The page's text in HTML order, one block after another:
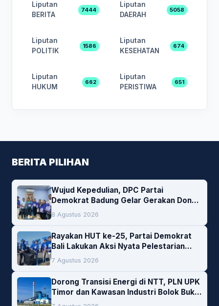
Liputan
BERITA
7444
Liputan
DAERAH
5058
Liputan
POLITIK
1586
Liputan
KESEHATAN
674
Liputan
HUKUM
662
Liputan
PERISTIWA
651
BERITA PILIHAN
Wujud Kepedulian, DPC Partai
Demokrat Badung Gelar Gerakan Donor
Darah
8 Agustus 2026
Rayakan HUT ke-25, Partai Demokrat
Bali Lakukan Aksi Nyata Pelestarian
Lingkungan
7 Agustus 2026
Dorong Transisi Energi di NTT, PLN UPK
Timor dan Kawasan Industri Bolok Buka
Peluang Investasi Woodchip untuk